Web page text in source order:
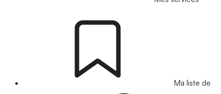
Ma liste de